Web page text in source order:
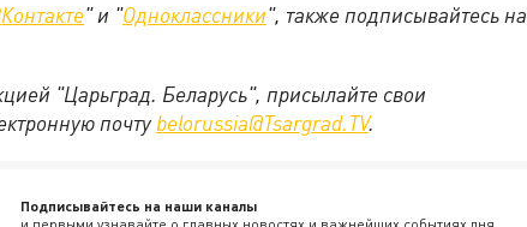
" и "Одноклассники", также подписывайтесь на
"Царьград. Беларусь", присылайте свои
почту belorussia@Tsargrad.TV.
Подписывайтесь на наши каналы